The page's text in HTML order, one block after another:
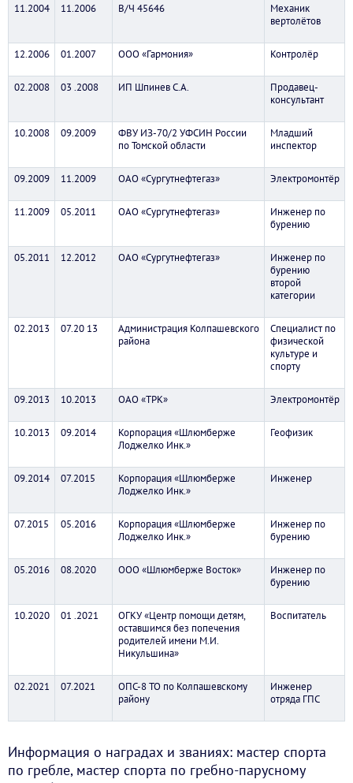
11.2004 11.2006 В/Ч 45646
Механик
вертолётов
12.2006 01.2007 ООО «Гармония» Контролёр
02.2008 03 .2008 ИП Шпинев С.А.
Продавец-
консультант
10.2008 09.2009
ФВУ ИЗ-70/2 УФСИН России
по Томской области
Младший
инспектор
09.2009 11.2009 ОАО «Сургутнефтегаз» Электромонтёр
11.2009 05.2011 ОАО «Сургутнефтегаз»
Инженер по
бурению
05.2011 12.2012 ОАО «Сургутнефтегаз»
Инженер по
бурению
второй
категории
02.2013 07.20 13
Администрация Колпашевского
района
Специалист по
физической
культуре и
спорту
09.2013 10.2013 ОАО «ТРК» Электромонтёр
10.2013 09.2014
Корпорация «Шлюмберже
Лоджелко Инк.»
Геофизик
09.2014 07.2015
Корпорация «Шлюмберже
Лоджелко Инк.»
Инженер
07.2015 05.2016
Корпорация «Шлюмберже
Лоджелко Инк.»
Инженер по
бурению
05.2016 08.2020 ООО «Шлюмберже Восток»
Инженер по
бурению
10.2020 01 .2021
ОГКУ «Центр помощи детям,
оставшимся без попечения
родителей имени М.И.
Никульшина»
Воспитатель
02.2021 07.2021
ОПС-8 ТО по Колпашевскому
району
Инженер
отряда ГПС
Информация о наградах и званиях: мастер спорта
по гребле, мастер спорта по гребно-парусному